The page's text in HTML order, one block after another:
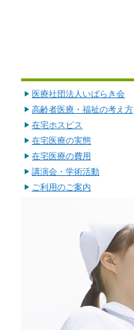
医療社団法人いばらき会
高齢者医療・福祉の考え方
在宅ホスピス
在宅医療の実態
在宅医療の費用
講演会・学術活動
ご利用のご案内